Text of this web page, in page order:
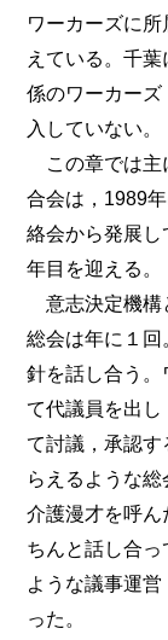
ワーカーズに
えている。千
係のワーカー
入していない。
この章では主
合会は，1989
絡会から発展
年目を迎える。
意志決定機構
総会は年に１
針を話し合う
て代議員を出
て討議，承認
らえるような
介護漫才を呼ん
ちんと話し合
ような議事運
った。